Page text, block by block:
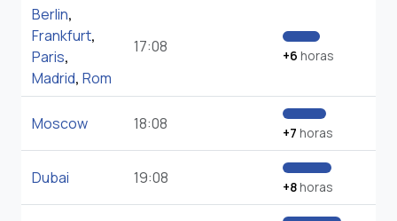
Berlin,
Frankfurt,
Paris,
Madrid, Rom
17:08 +6 horas
Moscow 18:08 +7 horas
Dubai 19:08 +8horas